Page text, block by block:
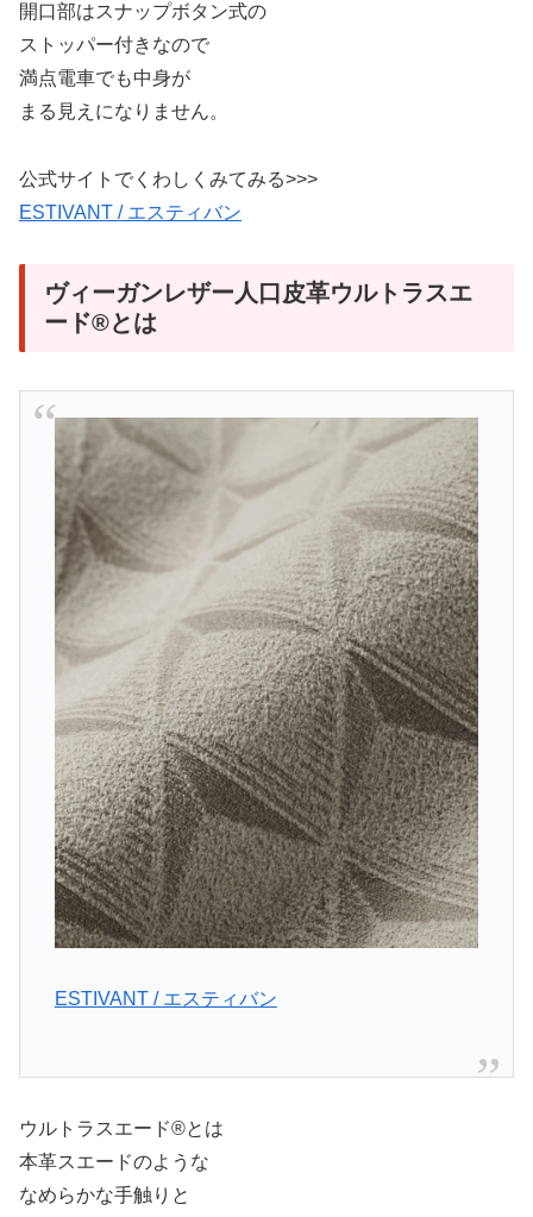
開口部はスナップボタン式の
ストッパー付きなので
満点電車でも中身が
まる見えになりません。
公式サイトでくわしくみてみる>>>
ESTIVANT / エスティバン
ヴィーガンレザー人口皮革ウルトラスエ
ード®とは
ESTIVANT / エスティバン
ウルトラスエード®とは
本革スエードのような
なめらかな手触りと